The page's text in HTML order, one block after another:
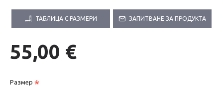
ТАБЛИЦА С РАЗМЕРИ ЗАПИТВАНЕ ЗА ПРОДУКТА
55,00 €
Размер